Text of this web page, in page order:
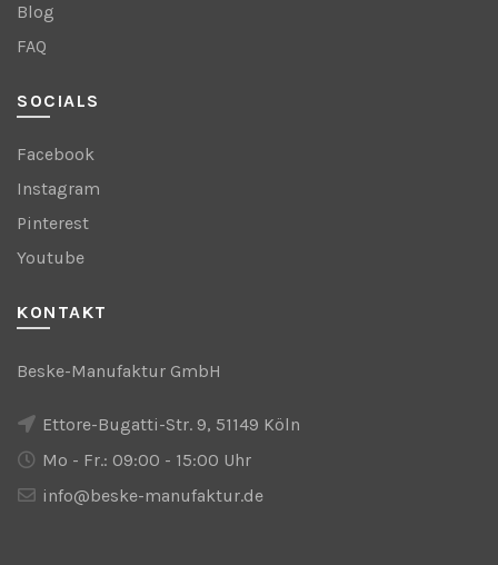
Blog
FAQ
SOCIALS
Facebook
Instagram
Pinterest
Youtube
KONTAKT
Beske-Manufaktur GmbH
Ettore-Bugatti-Str. 9, 51149 Köln
Mo - Fr.: 09:00 - 15:00 Uhr
info@beske-manufaktur.de